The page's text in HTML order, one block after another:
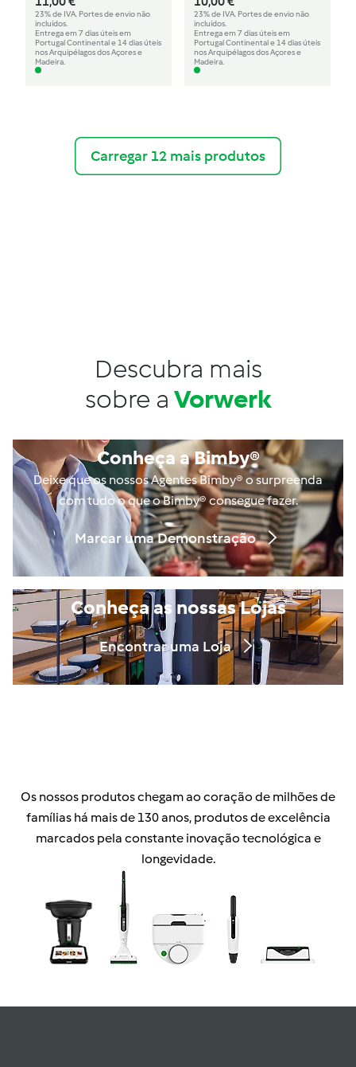
23% de IVA. Portes de envio não
incluídos.
Entrega em 7 dias úteis em
Portugal Continental e 14 dias úteis
nos Arquipélagos dos Açores e
Madeira.
23% de IVA. Portes de envio não
incluídos.
Entrega em 7 dias úteis em
Portugal Continental e 14 dias úteis
nos Arquipélagos dos Açores e
Madeira.
Carregar 12 mais produtos
Descubra mais
sobre a Vorwerk
Conheça a Bimby®
Deixe que os nossos Agentes Bimby® o surpreenda
com tudo o que o Bimby® consegue fazer.
Marcar uma Demonstração
Conheça as nossas Lojas
Encontrar uma Loja
Os nossos produtos chegam ao coração de milhões de
famílias há mais de 130 anos, produtos de excelência
marcados pela constante inovação tecnológica e
longevidade.